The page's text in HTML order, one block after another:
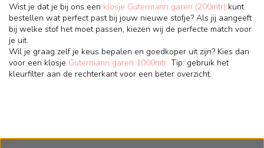
Wist je dat je bij ons een klosje Gutermann garen (200mtr) kunt
bestellen wat perfect past bij jouw nieuwe stofje? Als jij aangeeft
bij welke stof het moet passen, kiezen wij de perfecte match voor
je uit.
Wil je graag zelf je keus bepalen en goedkoper uit zijn? Kies dan
voor een klosje Gutermann garen 1000mtr. Tip: gebruik het
kleurfilter aan de rechterkant voor een beter overzicht.